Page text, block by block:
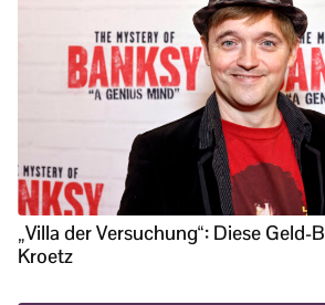
„Villa der Versuchung“: Diese Geld-
Kroetz